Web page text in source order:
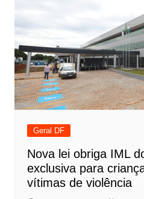
Geral DF
Nova lei obriga IML
exclusiva para
vítimas de violência